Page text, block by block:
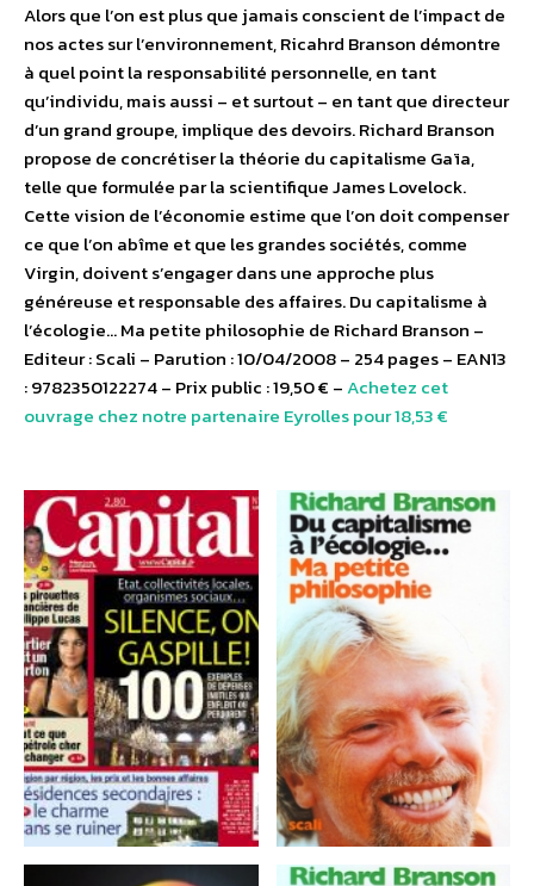
Alors que l’on est plus que jamais conscient de l’impact de
nos actes sur l’environnement, Ricahrd Branson démontre
à quel point la responsabilité personnelle, en tant
qu’individu, mais aussi – et surtout – en tant que directeur
d’un grand groupe, implique des devoirs. Richard Branson
propose de concrétiser la théorie du capitalisme Gaïa,
telle que formulée par la scientifique James Lovelock.
Cette vision de l’économie estime que l’on doit compenser
ce que l’on abîme et que les grandes sociétés, comme
Virgin, doivent s’engager dans une approche plus
généreuse et responsable des affaires. Du capitalisme à
l’écologie… Ma petite philosophie de Richard Branson –
Editeur : Scali – Parution : 10/04/2008 – 254 pages – EAN13
: 9782350122274 – Prix public : 19,50 € –Achetez cet
ouvrage chez notre partenaire Eyrolles pour 18,53 €